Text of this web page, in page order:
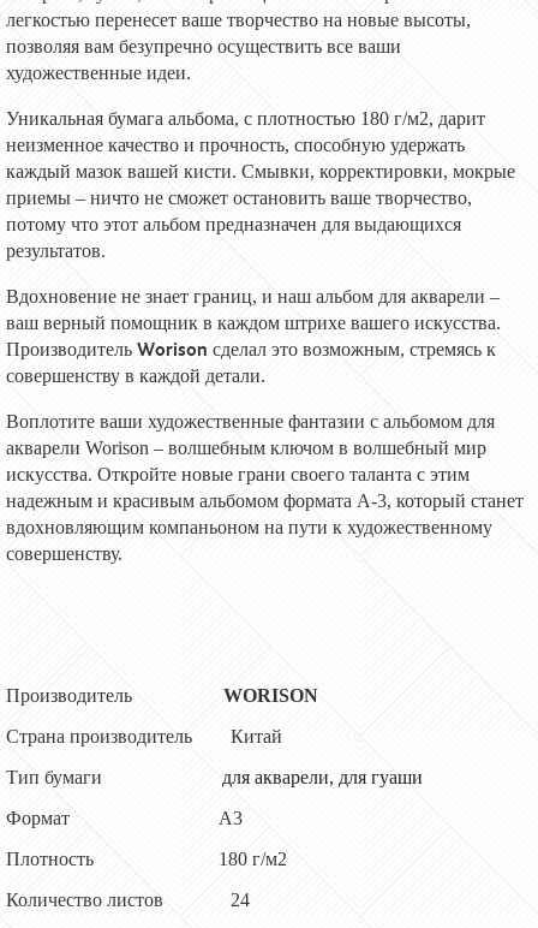
легкостью перенесет ваше творчество на новые высоты,
позволяя вам безупречно осуществить все ваши
художественные идеи.
Уникальная бумага альбома, с плотностью 180 г/м2, дарит
неизменное качество и прочность, способную удержать
каждый мазок вашей кисти. Смывки, корректировки, мокрые
приемы – ничто не сможет остановить ваше творчество,
потому что этот альбом предназначен для выдающихся
результатов.
Вдохновение не знает границ, и наш альбом для акварели –
ваш верный помощник в каждом штрихе вашего искусства.
Производитель Worison сделал это возможным, стремясь к
совершенству в каждой детали.
Воплотите ваши художественные фантазии с альбомом для
акварели Worison – волшебным ключом в волшебный мир
искусства. Откройте новые грани своего таланта с этим
надежным и красивым альбомом формата А-3, который станет
вдохновляющим компаньоном на пути к художественному
совершенству.
Производитель
WORISON
Страна производитель
Китай
Тип бумаги
для акварели, для гуаши
Формат
А3
Плотность
180 г/м2
Количество листов
24